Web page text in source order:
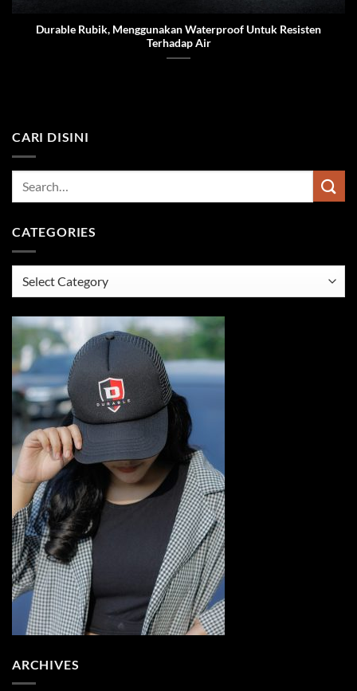
CARI DISINI
CATEGORIES
ARCHIVES
Durable Rubik, Menggunakan Waterproof Untuk Resisten
Terhadap Air